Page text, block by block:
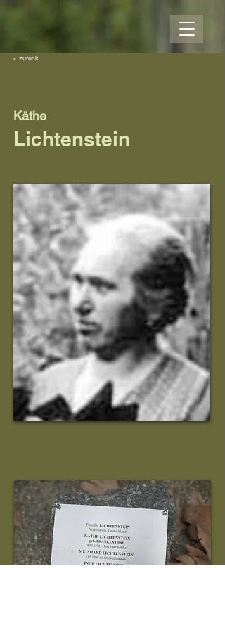
< zurück
Käthe
Lichtenstein